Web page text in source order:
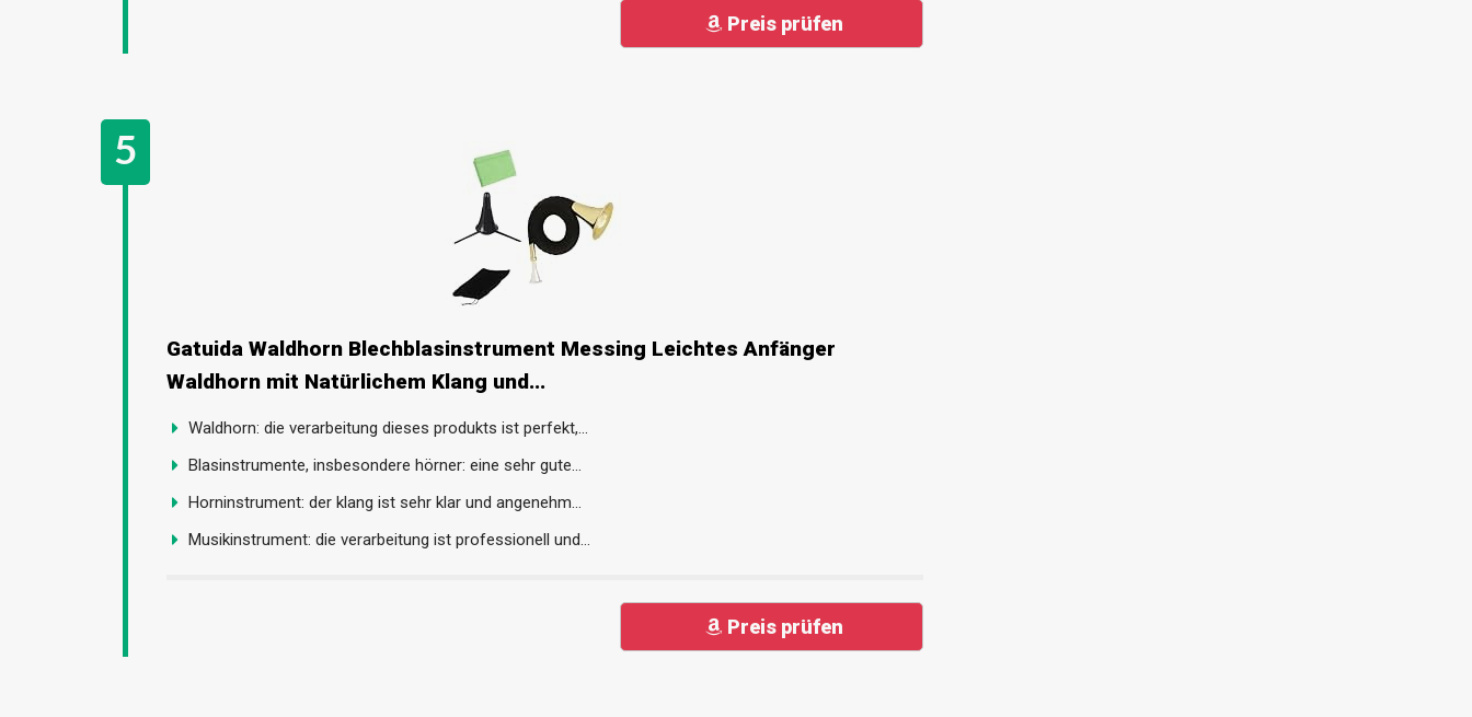
Preis prüfen
Gatuida Waldhorn Blechblasinstrument Messing Leichtes Anfänger
Waldhorn mit Natürlichem Klang und...
Waldhorn: die verarbeitung dieses produkts ist perfekt,...
Blasinstrumente, insbesondere hörner: eine sehr gute...
Horninstrument: der klang ist sehr klar und angenehm...
Musikinstrument: die verarbeitung ist professionell und...
Preis prüfen